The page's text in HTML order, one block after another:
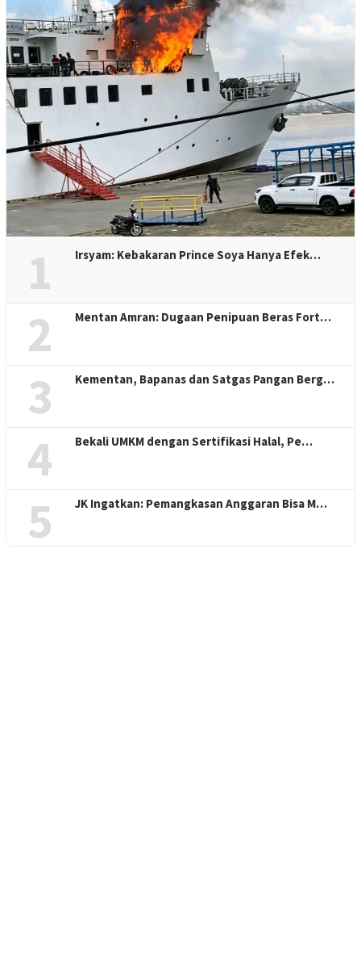
1 Irsyam: Kebakaran Prince Soya Hanya Efek…
2 Mentan Amran: Dugaan Penipuan Beras Fort…
3 Kementan, Bapanas dan Satgas Pangan Berg…
4 Bekali UMKM dengan Sertifikasi Halal, Pe…
5 JK Ingatkan: Pemangkasan Anggaran Bisa M…